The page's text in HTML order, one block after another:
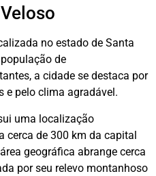
no estado de Santa
de
a cidade se destaca por
e pelo clima agradável.
uma localização
cerca de 300 km da capital
geográfica abrange cerca
por seu relevo montanhoso